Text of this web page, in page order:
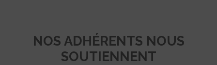
NOS ADHÉRENTS NOUS
SOUTIENNENT